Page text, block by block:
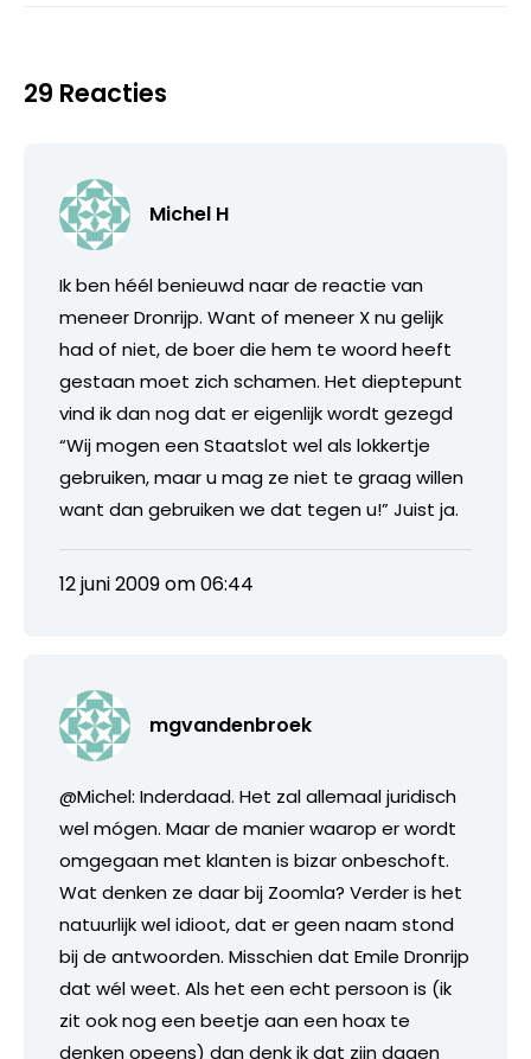
29 Reacties
Michel H
Ik ben héél benieuwd naar de reactie van
meneer Dronrijp. Want of meneer X nu gelijk
had of niet, de boer die hem te woord heeft
gestaan moet zich schamen. Het dieptepunt
vind ik dan nog dat er eigenlijk wordt gezegd
“Wij mogen een Staatslot wel als lokkertje
gebruiken, maar u mag ze niet te graag willen
want dan gebruiken we dat tegen u!” Juist ja.
12 juni 2009 om 06:44
mgvandenbroek
@Michel: Inderdaad. Het zal allemaal juridisch
wel mógen. Maar de manier waarop er wordt
omgegaan met klanten is bizar onbeschoft.
Wat denken ze daar bij Zoomla? Verder is het
natuurlijk wel idioot, dat er geen naam stond
bij de antwoorden. Misschien dat Emile Dronrijp
dat wél weet. Als het een echt persoon is (ik
zit ook nog een beetje aan een hoax te
denken opeens) dan denk ik dat zijn dagen